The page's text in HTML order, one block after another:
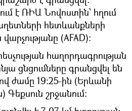
է ՌԻԱ Նովոստին՝ հղում
հետևանքների
(AFAD):
հաղորդագրության
ցնցումները գրանցվել են
ժամը 19:25-ին (Երևանի
շրջանում: